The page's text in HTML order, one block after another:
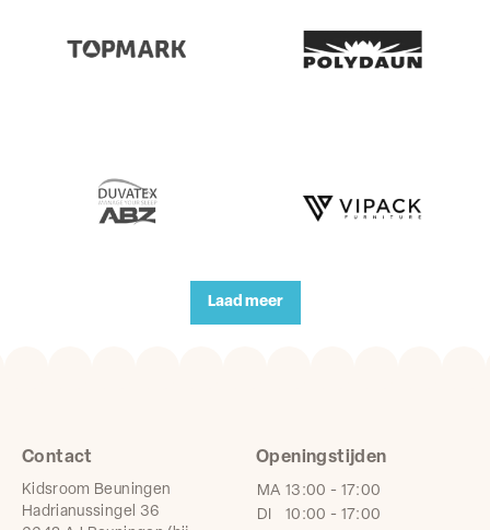
Laad meer
Contact
Kidsroom Beuningen
Hadrianussingel 36
Openingstijden
MA 13:00 - 17:00
DI
10:00 - 17:00